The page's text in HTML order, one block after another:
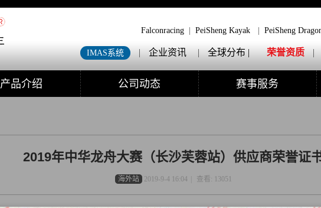
Falconracing PeiSheng Kayak PeiSheng
IMAS系统 | 企业资讯 | 全球分布 | 荣誉资质 |
产品介绍 公司动态 赛事服务
2019年中华龙舟大赛（长沙芙蓉站）供应商荣誉证
海外站 2019-9-4 16:04 查看: 13051